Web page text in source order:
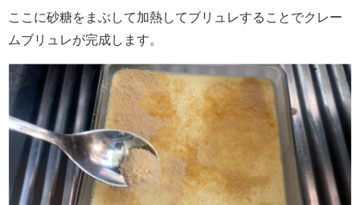
ここに砂糖をまぶして加熱してブリュレすることでクレー
ムブリュレが完成します。